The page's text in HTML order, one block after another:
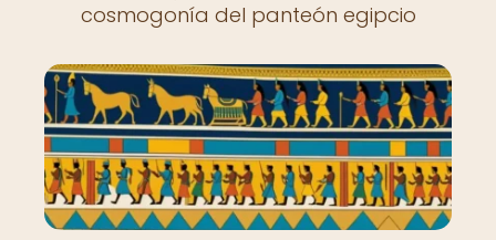
cosmogonía del panteón egipcio